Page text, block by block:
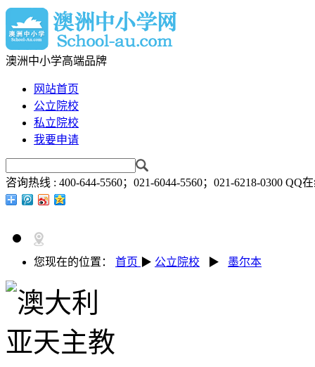
澳洲中小学高端品牌
网站首页
公立院校
私立院校
我要申请
咨询热线 : 400-644-5560；021-6044-5560；021-6218-0300 QQ
您现在的位置： 首页 ▶ 公立院校 ▶ 墨尔本